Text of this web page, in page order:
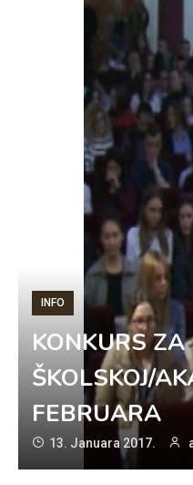
INFO
KONKURS
ŠKOLSKOJ/
FEBRUARA
13. Januara 2017.